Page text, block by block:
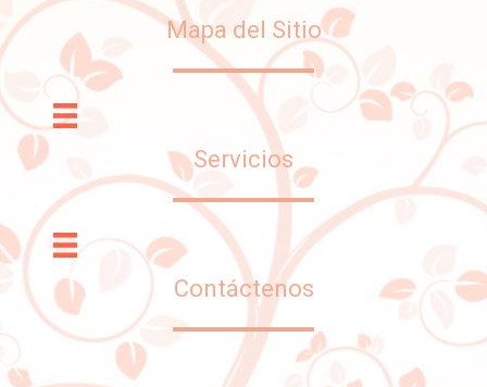
Mapa del Sitio
Servicios
Contáctenos